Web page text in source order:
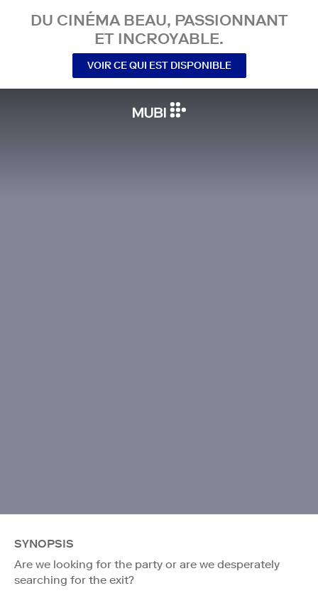
DU CINÉMA BEAU, PASSIONNANT
ET INCROYABLE.
VOIR CE QUI EST DISPONIBLE
SYNOPSIS
Are we looking for the party or are we desperately
searching for the exit?